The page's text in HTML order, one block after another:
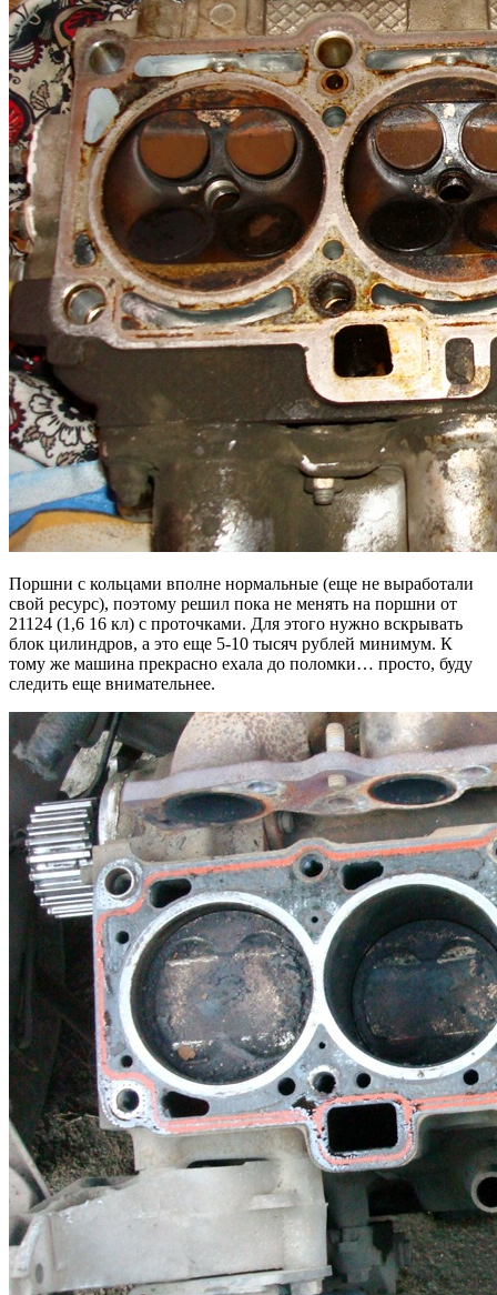
Поршни с кольцами вполне нормальные (еще не выработали
свой ресурс), поэтому решил пока не менять на поршни от
21124 (1,6 16 кл) с проточками. Для этого нужно вскрывать
блок цилиндров, а это еще 5-10 тысяч рублей минимум. К
тому же машина прекрасно ехала до поломки… просто, буду
следить еще внимательнее.